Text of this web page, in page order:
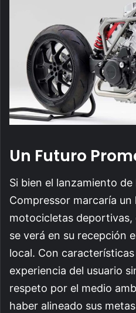
Un Futuro
Si bien el lanzamiento de
Compressor marcaría un
motocicletas
se verá en su recepción
local. Con
experiencia del usuario
respeto por el medio
haber alineado sus